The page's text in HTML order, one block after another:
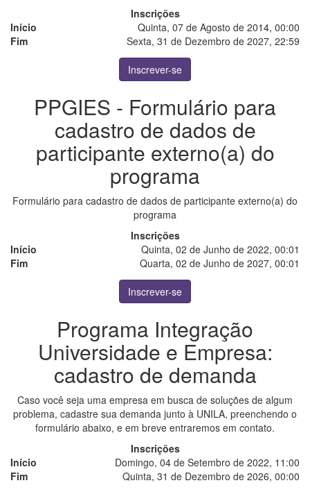
Inscrições
Início
Quinta, 07 de Agosto de 2014, 00:00
Fim
Sexta, 31 de Dezembro de 2027, 22:59
Inscrever-se
PPGIES - Formulário para
cadastro de dados de
participante externo(a) do
programa
Formulário para cadastro de dados de participante externo(a) do
programa
Inscrições
Início
Quinta, 02 de Junho de 2022, 00:01
Fim
Quarta, 02 de Junho de 2027, 00:01
Inscrever-se
Programa Integração
Universidade e Empresa:
cadastro de demanda
Caso você seja uma empresa em busca de soluções de algum
problema, cadastre sua demanda junto à UNILA, preenchendo o
formulário abaixo, e em breve entraremos em contato.
Inscrições
Início
Domingo, 04 de Setembro de 2022, 11:00
Fim
Quinta, 31 de Dezembro de 2026, 00:00